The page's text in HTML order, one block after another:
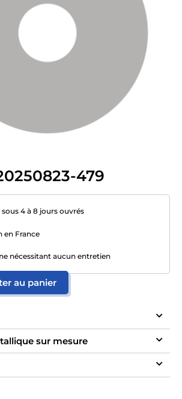
479
4 à 8 jours ouvrés
en France
nécessitant aucun entretien
au panier
sur mesure